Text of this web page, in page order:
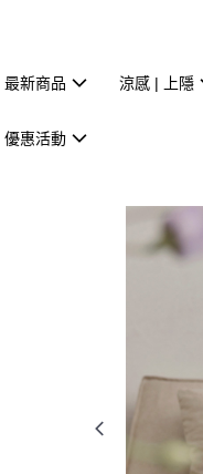
最新商品 涼感 | 上隱
優惠活動